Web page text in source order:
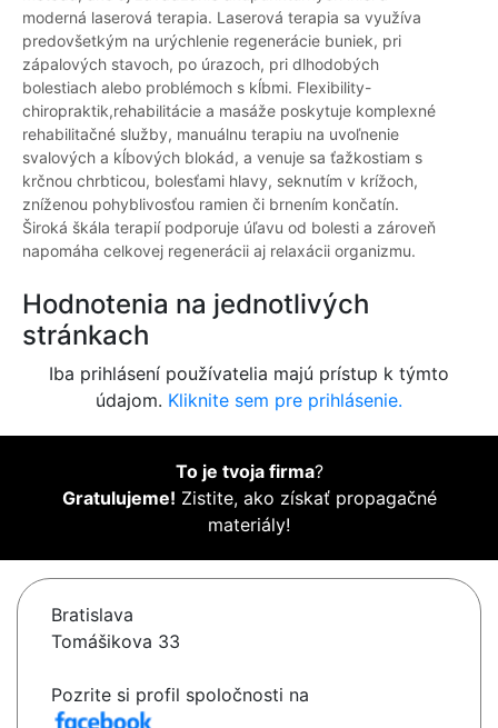
moderná laserová terapia. Laserová terapia sa využíva
predovšetkým na urýchlenie regenerácie buniek, pri
zápalových stavoch, po úrazoch, pri dlhodobých
bolestiach alebo problémoch s kĺbmi. Flexibility-
chiropraktik,rehabilitácie a masáže poskytuje komplexné
rehabilitačné služby, manuálnu terapiu na uvoľnenie
svalových a kĺbových blokád, a venuje sa ťažkostiam s
krčnou chrbticou, bolesťami hlavy, seknutím v krížoch,
zníženou pohyblivosťou ramien či brnením končatín.
Široká škála terapií podporuje úľavu od bolesti a zároveň
napomáha celkovej regenerácii aj relaxácii organizmu.
Hodnotenia na jednotlivých
stránkach
Iba prihlásení používatelia majú prístup k týmto
údajom. Kliknite sem pre prihlásenie.
To je tvoja firma?
Gratulujeme! Zistite, ako získať propagačné
materiály!
Bratislava
Tomášikova 33
Pozrite si profil spoločnosti na